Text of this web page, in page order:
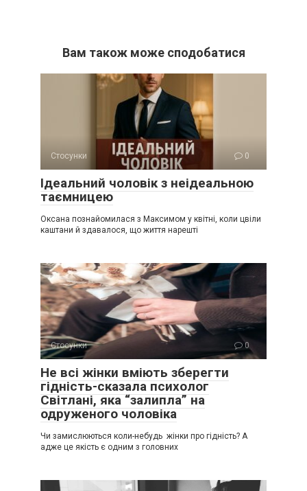
Вам також може сподобатися
Стосунки 0
Ідеальний чоловік з неідеальною
таємницею
Оксана познайомилася з Максимом у квітні, коли цвіли
каштани й здавалося, що життя нарешті
Стосунки 0
Не всі жінки вміють зберегти
гідність-сказала психолог
Світлані, яка “залипла” на
одруженого чоловіка
Чи замислюються коли-небудь жінки про гідність? А
адже це якість є одним з головних